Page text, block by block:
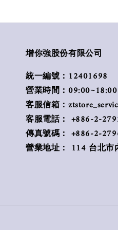
增你強股份有限公司
統一編號：12401698
營業時間：09:00~18:00
客服信箱：
客服電話： +886-2-
傳真號碼： +886-2-
營業地址： 114 台北